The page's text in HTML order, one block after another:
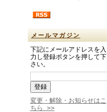
メールマガジン
下記にメールアドレスを入
力し登録ボタンを押して下
さい。
変更・解除・お知らせはこ
ちら >>